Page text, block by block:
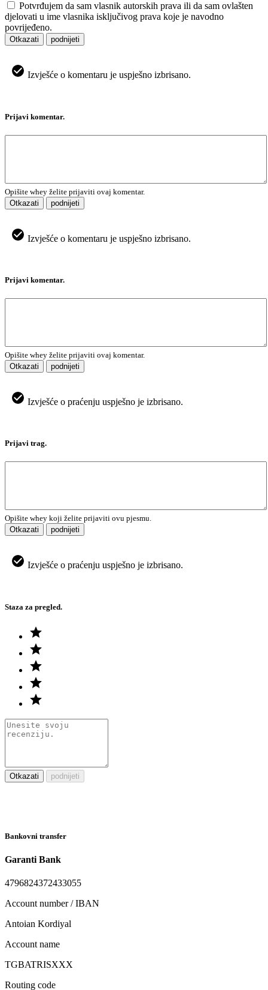
Potvrđujem da sam vlasnik autorskih prava ili da sam ovlašten
djelovati u ime vlasnika isključivog prava koje je navodno
povrijeđeno.
Otkazati podnijeti
Izvješće o komentaru je uspješno izbrisano.
Prijavi komentar.
Opišite whey želite prijaviti ovaj komentar.
Otkazati
podnijeti
Izvješće o komentaru je uspješno izbrisano.
Prijavi komentar.
Opišite whey želite prijaviti ovaj komentar.
Otkazati
podnijeti
Izvješće o praćenju uspješno je izbrisano.
Prijavi trag.
Opišite whey koji želite prijaviti ovu pjesmu.
Otkazati
podnijeti
Izvješće o praćenju uspješno je izbrisano.
Staza za pregled.
Otkazati podnijeti
Bankovni transfer
Garanti Bank
4796824372433055
Account number / IBAN
Antoian Kordiyal
Account name
TGBATRISXXX
Routing code